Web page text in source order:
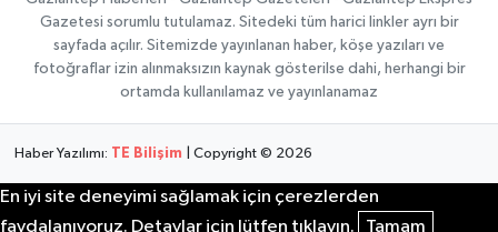
Gazetesi sorumlu tutulamaz. Sitedeki tüm harici linkler ayrı bir
sayfada açılır. Sitemizde yayınlanan haber, köşe yazıları ve
fotoğraflar izin alınmaksızın kaynak gösterilse dahi, herhangi bir
ortamda kullanılamaz ve yayınlanamaz
Haber Yazılımı: TE Bilişim | Copyright © 2026
En iyi site deneyimi sağlamak için çerezlerden
faydalanıyoruz. Detaylar için lütfen tıklayın.
Tamam